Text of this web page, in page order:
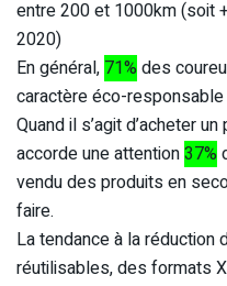
entre 200 et 1000km (soit
2020)
En général, 71%des
caractère éco-responsable
Quand il s’agit d’acheter
accorde une attention37%
vendu des produits en
faire.
La tendance à la
réutilisables, des formats